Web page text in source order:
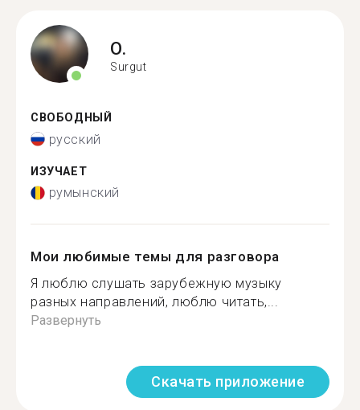
O.
Surgut
СВОБОДНЫЙ
русский
ИЗУЧАЕТ
румынский
Мои любимые темы для разговора
Я люблю слушать зарубежную музыку
разных направлений, люблю читать,...
Развернуть
Скачать приложение